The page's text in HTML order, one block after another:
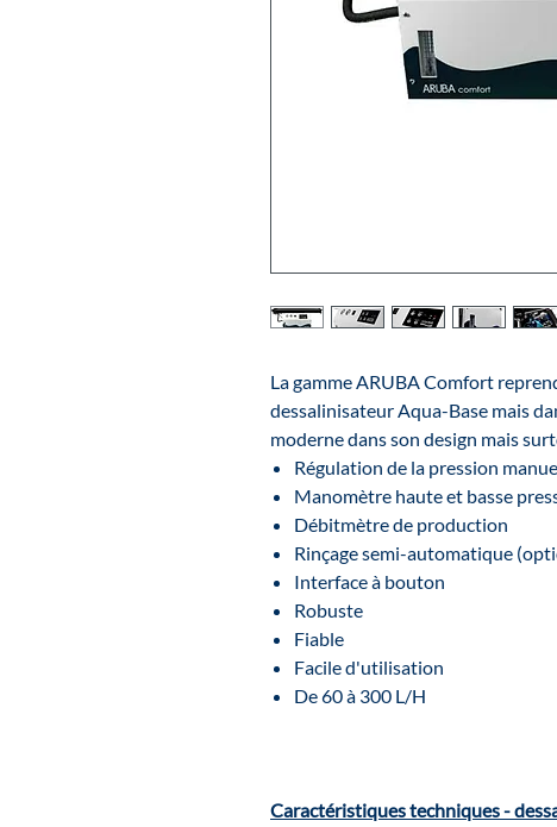
La gamme ARUBA Comfort
dessalinisateur Aqua-Base mais
moderne dans son design mais
Régulation de la pression
Manomètre haute et basse
Débitmètre de production
Rinçage semi-automatique
Interface à bouton
Robuste
Fiable
Facile d'utilisation
De 60 à 300 L/H
Caractéristiques techniques -